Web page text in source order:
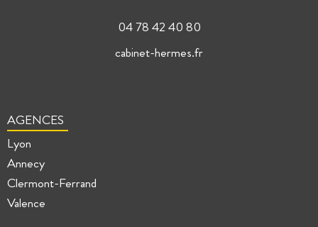
04 78 42 40 80
cabinet-hermes.fr
AGENCES
Lyon
Annecy
Clermont-Ferrand
Valence